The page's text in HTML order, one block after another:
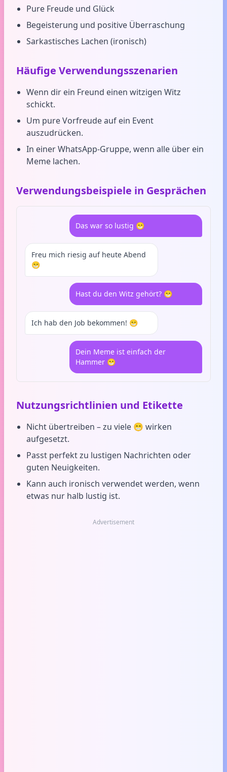
Pure Freude und Glück
Begeisterung und positive Überraschung
Sarkastisches Lachen (ironisch)
Häufige Verwendungsszenarien
Wenn dir ein Freund einen witzigen Witz
schickt.
Um pure Vorfreude auf ein Event
auszudrücken.
In einer WhatsApp-Gruppe, wenn alle über ein
Meme lachen.
Verwendungsbeispiele in Gesprächen
Das war so lustig 😁
Freu mich riesig auf heute Abend
😁
Hast du den Witz gehört? 😁
Ich hab den Job bekommen! 😁
Dein Meme ist einfach der
Hammer 😁
Nutzungsrichtlinien und Etikette
Nicht übertreiben – zu viele 😁 wirken
aufgesetzt.
Passt perfekt zu lustigen Nachrichten oder
guten Neuigkeiten.
Kann auch ironisch verwendet werden, wenn
etwas nur halb lustig ist.
Advertisement